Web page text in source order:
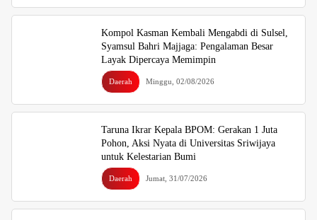
Kompol Kasman Kembali Mengabdi di Sulsel,
Syamsul Bahri Majjaga: Pengalaman Besar
Layak Dipercaya Memimpin
Daerah Minggu, 02/08/2026
Taruna Ikrar Kepala BPOM: Gerakan 1 Juta
Pohon, Aksi Nyata di Universitas Sriwijaya
untuk Kelestarian Bumi
Daerah Jumat, 31/07/2026